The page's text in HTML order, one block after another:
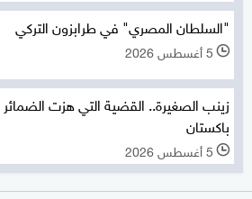
"السلطان المصري" في طرابزون التركي
l 5 أغسطس 2026
زينب الصغيرة.. القضية التي هزت
باكستان
l 5 أغسطس 2026